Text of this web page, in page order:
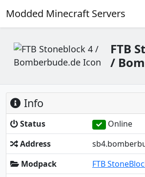
Modded Minecraft Servers
FTB
/
Info
Status
Online
Address
Modpack
FTB